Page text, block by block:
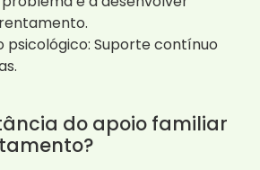
Suporte contínuo
do apoio familiar